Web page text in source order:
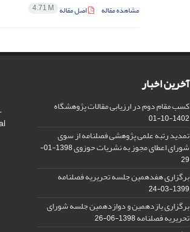
مشاهده مقاله اصل مقاله 4.71 M
آخرین اخبار
کسب مقام دوم در ارزیابی مقالات پژوهشگاه
1402-10-01
تمدید رتبه علمی پژوهشی فصلنامه از سوی
شورای اعطای مجوز به نشریات حوزوی
1398-01-
29
برگزاری هفدهمین جلسه تحریریه فصلنامه
1399-03-24
برگزاری یازدهمین و دوازدهمین جلسه شورای
تحریریه فصلنامه1398-06-26